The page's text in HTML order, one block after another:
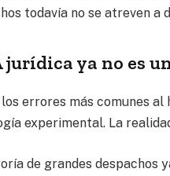
todavía no se atreven a
jurídica ya no es
los errores más comunes
experimental. La
de grandes despachos